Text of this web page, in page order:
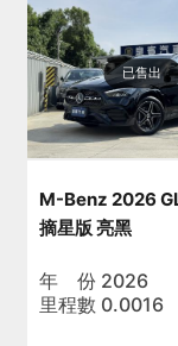
已售出
M-Benz 2026
摘星版 亮黑
年 份 2026
里程數 0.0016